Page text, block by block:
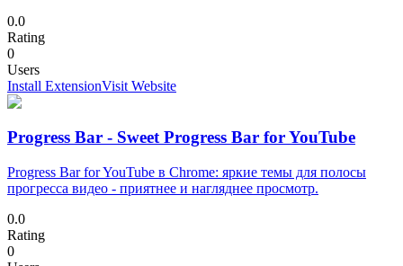
0.0
Rating
0
Users
Install ExtensionVisit Website
Progress Bar - Sweet Progress Bar for YouTube
Progress Bar for YouTube в Chrome: яркие темы для полосы
прогресса видео - приятнее и нагляднее просмотр.
0.0
Rating
0